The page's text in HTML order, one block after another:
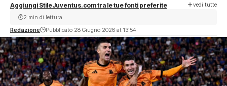
Aggiungi StileJuventus.com tra le tue fonti preferite vedi tutte
Redazione Pubblicato 28 Giugno 2026 at 13:54
2 min di lettura